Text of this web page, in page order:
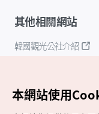
其他相關網站
韓國觀光公社介紹
本網站使用